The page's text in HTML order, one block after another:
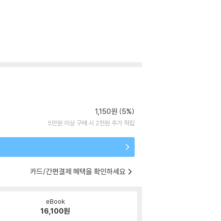
1,150원 (5%)
5만원 이상 구매 시 2천원 추가 적립
카드/간편결제 혜택을 확인하세요
eBook
16,100원